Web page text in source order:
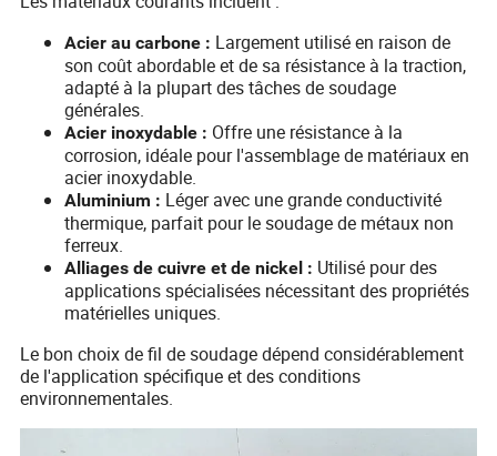
Acier au carbone : Largement utilisé en raison de
son coût abordable et de sa résistance à la traction,
adapté à la plupart des tâches de soudage
générales.
Acier inoxydable : Offre une résistance à la
corrosion, idéale pour l'assemblage de matériaux en
acier inoxydable.
Aluminium : Léger avec une grande conductivité
thermique, parfait pour le soudage de métaux non
ferreux.
Alliages de cuivre et de nickel : Utilisé pour des
applications spécialisées nécessitant des propriétés
matérielles uniques.
Le bon choix de fil de soudage dépend considérablement
de l'application spécifique et des conditions
environnementales.